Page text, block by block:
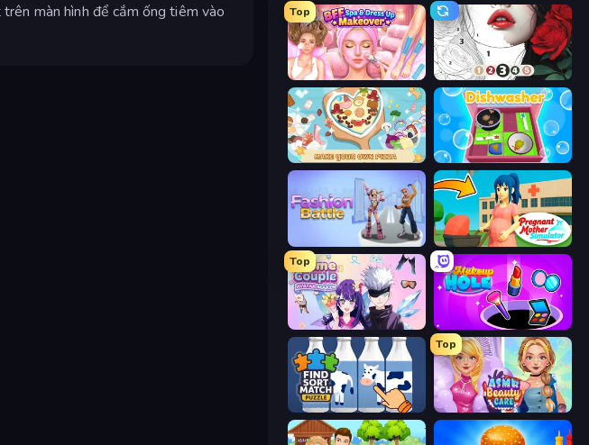
màn hình để cắm ống tiêm vào
Top
BFF Makeover - Spa & Dress Up Numicolor
ABC Pizza Maker Dishwasher
Fashion Battle Pregnant Mother Simulator
Top
Anime Couple: Avatar Maker Make Up Hole
Find Sort Match - Puzzle
Top
ASMR Beauty Care